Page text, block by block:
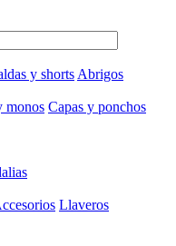
y shorts Abrigos
monos Capas y ponchos
Llaveros